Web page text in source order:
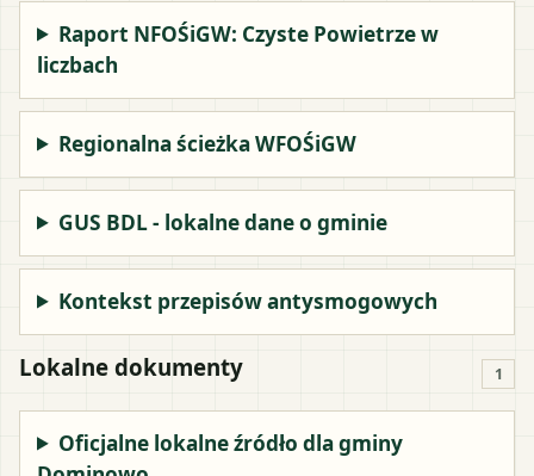
Raport NFOŚiGW: Czyste Powietrze w
liczbach
Regionalna ścieżka WFOŚiGW
GUS BDL - lokalne dane o gminie
Kontekst przepisów antysmogowych
Lokalne dokumenty 1
Oficjalne lokalne źródło dla gminy